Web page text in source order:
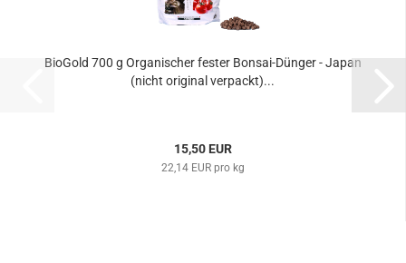
BioGold 700 g Organischer fester Bonsai-Dünger - Japan
(nicht original verpackt)...
15,50 EUR
22,14 EUR pro kg